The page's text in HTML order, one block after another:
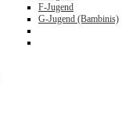
F-Jugend
G-Jugend (Bambinis)